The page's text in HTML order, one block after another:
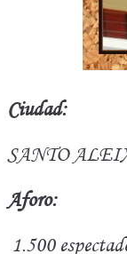
Ciudad:
SANTO
Aforo:
1.500